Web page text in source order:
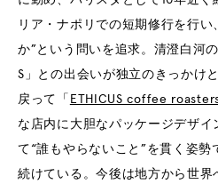
リア・ナポリでの短期修行を行い
か”という問いを追求。清澄白河の
S」との出会いが独立のきっかけ
戻って「 ETHICUS coffee
な店内に大胆なパッケージデザイ
て“誰もやらないこと”を貫く姿勢
続けている。今後は地方から世界